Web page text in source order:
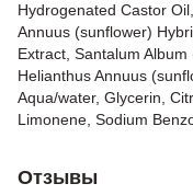
Hydrogenated Castor
Annuus (sunflower)
Extract, Santalum
Helianthus Annuus
Aqua/water, Glycerin,
Limonene, Sodium
Отзывы